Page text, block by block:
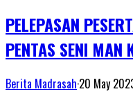
PELEPASAN
PENTAS SENI MAN
Berita Madrasah·20 May